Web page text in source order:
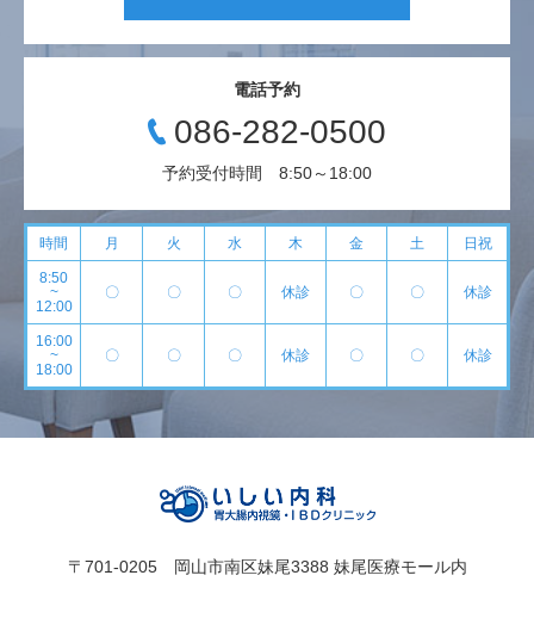
電話予約
086-282-0500
予約受付時間 8:50～18:00
時間 月 火 水 木 金 土 日祝
8:50
~
12:00
〇 〇 〇 休診 〇 〇 休診
16:00
~
18:00
〇 〇 〇 休診 〇 〇 休診
〒701-0205 岡山市南区妹尾3388 妹尾医療モール内